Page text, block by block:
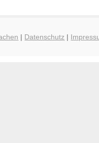
| Datenschutz |